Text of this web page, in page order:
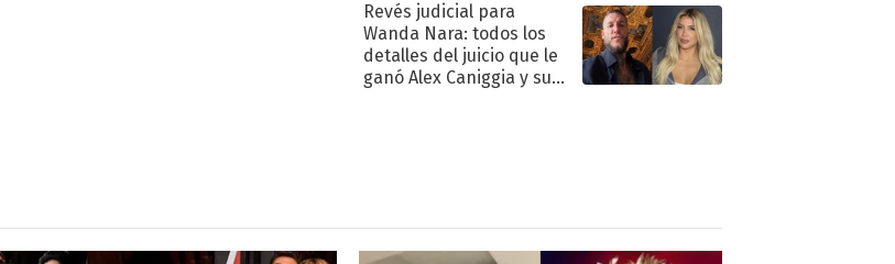
Revés judicial para
Wanda Nara: todos los
detalles del juicio que le
ganó Alex Caniggia y sus